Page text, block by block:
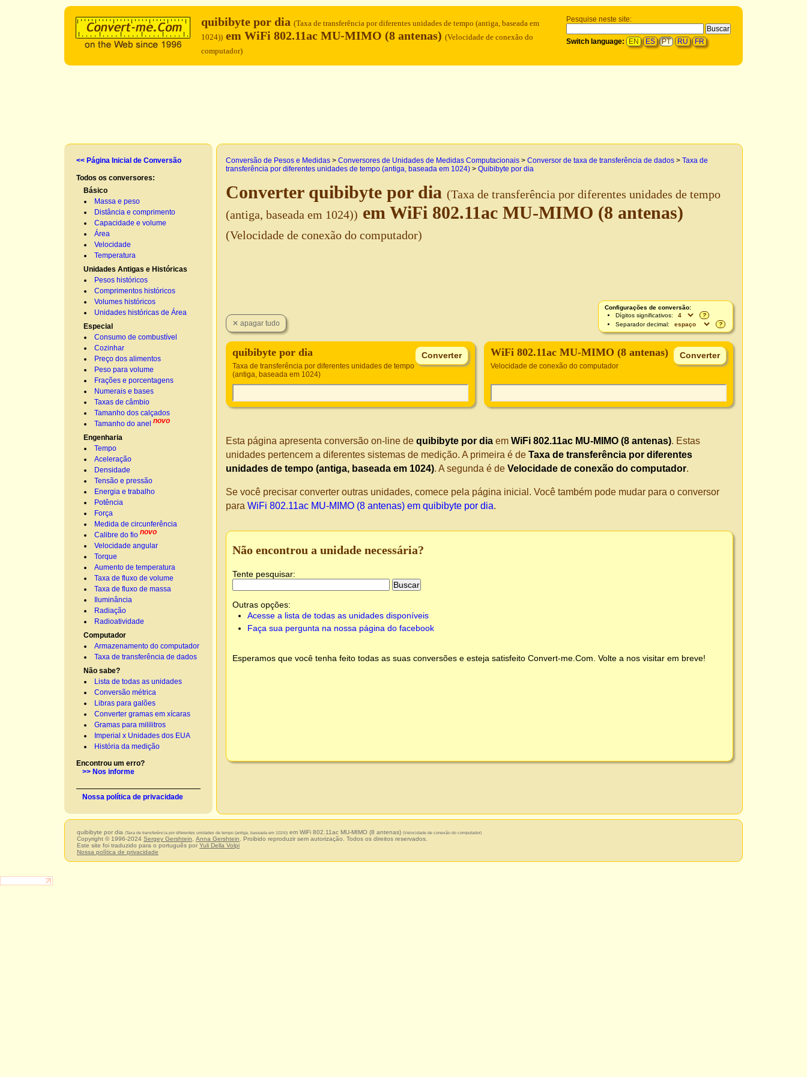
Pesquise neste site:
Switch language: EN ES PT RU FR
quibibyte por dia (Taxa de transferência por diferentes unidades de tempo (antiga, baseada em
1024)) em WiFi 802.11ac MU-MIMO (8 antenas) (Velocidade de conexão do
computador)
<< Página Inicial de Conversão
Todos os conversores:
Básico
Massa e peso
Distância e comprimento
Capacidade e volume
Área
Velocidade
Temperatura
Unidades Antigas e Históricas
Pesos históricos
Comprimentos históricos
Volumes históricos
Unidades históricas de Área
Especial
Consumo de combustível
Cozinhar
Preço dos alimentos
Peso para volume
Frações e porcentagens
Numerais e bases
Taxas de câmbio
Tamanho dos calçados
Tamanho do anel novo
Engenharia
Tempo
Aceleração
Densidade
Tensão e pressão
Energia e trabalho
Potência
Força
Medida de circunferência
Calibre do fio novo
Velocidade angular
Torque
Aumento de temperatura
Taxa de fluxo de volume
Taxa de fluxo de massa
Iluminância
Radiação
Radioatividade
Computador
Armazenamento do computador
Taxa de transferência de dados
Não sabe?
Lista de todas as unidades
Conversão métrica
Libras para galões
Converter gramas em xícaras
Gramas para mililitros
Imperial x Unidades dos EUA
História da medição
Encontrou um erro?
>> Nos informe
Nossa política de privacidade
Conversão de Pesos e Medidas > Conversores de Unidades de Medidas Computacionais > Conversor de taxa de transferência de dados > Taxa de
transferência por diferentes unidades de tempo (antiga, baseada em 1024) > Quibibyte por dia
Converter quibibyte por dia (Taxa de transferência por diferentes unidades de tempo
(antiga, baseada em 1024)) em WiFi 802.11ac MU-MIMO (8 antenas)
(Velocidade de conexão do computador)
Configurações de conversão:
Dígitos significativos:
?
Separador decimal:
?
quibibyte por dia
Taxa de transferência por diferentes unidades de tempo
(antiga, baseada em 1024)
WiFi 802.11ac MU-MIMO (8 antenas)
Velocidade de conexão do computador
Esta página apresenta conversão on-line de quibibyte por dia em WiFi 802.11ac MU-MIMO (8 antenas). Estas
unidades pertencem a diferentes sistemas de medição. A primeira é de Taxa de transferência por diferentes
unidades de tempo (antiga, baseada em 1024). A segunda é de Velocidade de conexão do computador.
Se você precisar converter outras unidades, comece pela página inicial. Você também pode mudar para o conversor
para WiFi 802.11ac MU-MIMO (8 antenas) em quibibyte por dia.
Não encontrou a unidade necessária?
Tente pesquisar:
Outras opções:
Acesse a lista de todas as unidades disponíveis
Faça sua pergunta na nossa página do facebook
Esperamos que você tenha feito todas as suas conversões e esteja satisfeito Convert-me.Com . Volte a nos visitar em breve!
quibibyte por dia (Taxa de transferência por diferentes unidades de tempo (antiga, baseada em 1024)) em WiFi 802.11ac MU-MIMO (8 antenas) (Velocidade de conexão do computador)
Copyright © 1996-2024 Sergey Gershtein Anna Gershtein . Proibido reproduzir sem autorização. Todos os direitos reservados.
Este site foi traduzido para o português por Yuli Della Volpi
Nossa política de privacidade